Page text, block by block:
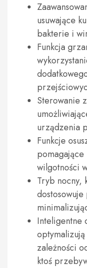
usuwające
bakterie i
Funkcja
Sterowanie
urządzenia
Funkcje
wilgotności
Tryb nocny,
Inteligentne
zależności
ktoś